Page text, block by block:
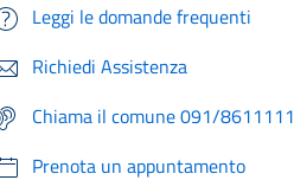
Leggi le domande frequenti
Richiedi Assistenza
Chiama il comune 091/8611111
Prenota un appuntamento